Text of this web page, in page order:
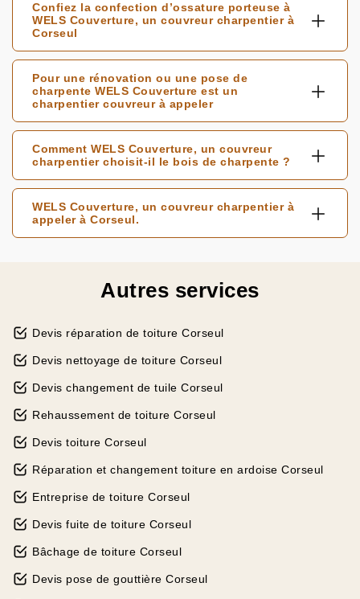
Confiez la confection d’ossature porteuse à
WELS Couverture, un couvreur charpentier à
Corseul
Pour une rénovation ou une pose de
charpente WELS Couverture est un
charpentier couvreur à appeler
Comment WELS Couverture, un couvreur
charpentier choisit-il le bois de charpente ?
WELS Couverture, un couvreur charpentier à
appeler à Corseul.
Autres services
Devis réparation de toiture Corseul
Devis nettoyage de toiture Corseul
Devis changement de tuile Corseul
Rehaussement de toiture Corseul
Devis toiture Corseul
Réparation et changement toiture en ardoise Corseul
Entreprise de toiture Corseul
Devis fuite de toiture Corseul
Bâchage de toiture Corseul
Devis pose de gouttière Corseul